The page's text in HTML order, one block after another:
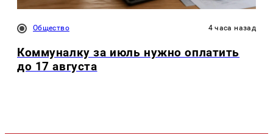
Общество 4 часа назад
Коммуналку за июль нужно оплатить
до 17 августа